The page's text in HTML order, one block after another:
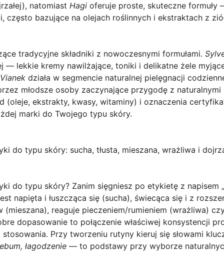
natomiast Hagi oferuje proste, skuteczne
często bazujące na olejach roślinnych i ekstraktach z
tradycyjne składniki z nowoczesnymi formułami.
— lekkie kremy nawilżające, toniki i delikatne żele
Vianek działa w segmencie naturalnej pielęgnacji
młodsze osoby zaczynające przygodę z
(oleje, ekstrakty, kwasy, witaminy) i oznaczenia
marki do Twojego typu skóry.
do typu skóry: sucha, tłusta, mieszana, wrażliwa i
do typu skóry? Zanim sięgniesz po etykietę z napisem
napięta i łuszcząca się (sucha), świecąca się i z
(mieszana), reaguje pieczeniem/rumieniem (wrażliwa)
dopasowanie to połączenie właściwej konsystencji
Przy tworzeniu rutyny kieruj się słowami
łagodzenie — to podstawy przy wyborze